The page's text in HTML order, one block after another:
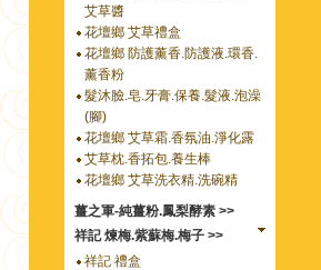
艾草醬
花壇鄉 艾草禮盒
花壇鄉 防護薰香.防護液.環香.
薰香粉
髮沐臉.皂.牙膏.保養.髮液.泡澡
(腳)
花壇鄉 艾草霜.香氛油.淨化露
艾草枕.香拓包.養生棒
花壇鄉 艾草洗衣精.洗碗精
薑之軍-純薑粉.鳳梨酵素 >>
祥記 煉梅.紫蘇梅.梅子 >>
祥記 禮盒